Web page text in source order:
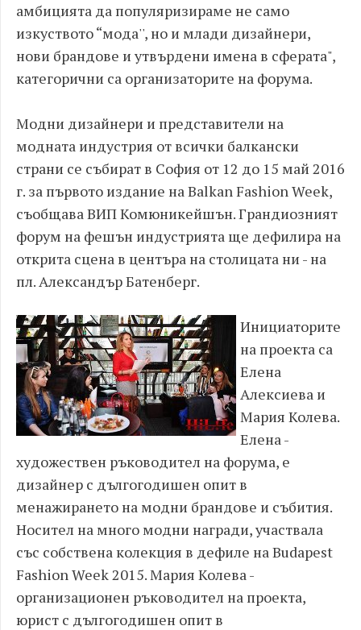
амбицията да популяризираме не само
изкуството “мода'', но и млади дизайнери,
нови брандове и утвърдени имена в сферата",
категорични са организаторите на форума.
Модни дизайнери и представители на
модната индустрия от всички балкански
страни се събират в София от 12 до 15 май 2016
г. за първото издание на Balkan Fashion Week,
съобщава ВИП Комюникейшън. Грандиозният
форум на фешън индустрията ще дефилира на
открита сцена в центъра на столицата ни - на
пл. Александър Батенберг.
Инициаторите
на проекта са
Елена
Алексиева и
Мария Колева.
Елена -
художествен ръководител на форума, е
дизайнер с дългогодишен опит в
менажирането на модни брандове и събития.
Носител на много модни награди, участвала
със собствена колекция в дефиле на Budapest
Fashion Week 2015. Мария Колева -
организационен ръководител на проекта,
юрист с дългогодишен опит в